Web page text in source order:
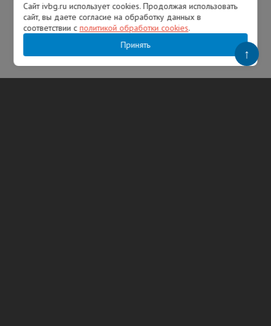
Сайт ivbg.ru использует cookies. Продолжая использовать
сайт, вы даете согласие на обработку данных в
соответствии с политикой обработки cookies.
Принять
↑